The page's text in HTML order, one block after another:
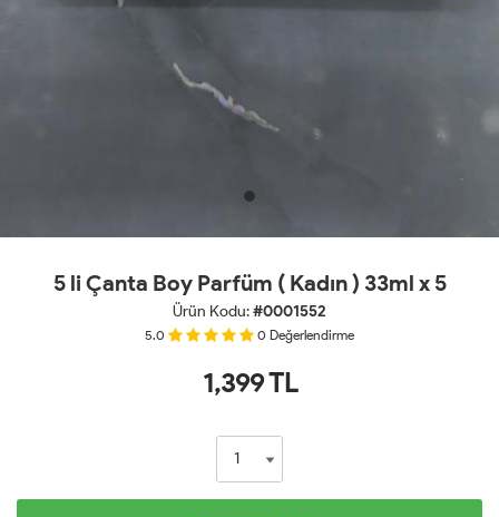
5 li Çanta Boy Parfüm ( Kadın ) 33ml x 5
Ürün Kodu:#0001552
5.0 0 Değerlendirme
1,399TL